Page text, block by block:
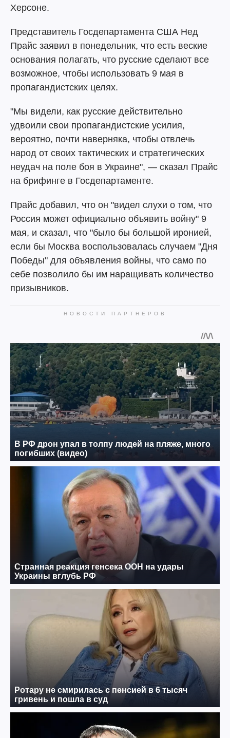
Херсоне.
Представитель Госдепартамента США Нед
Прайс заявил в понедельник, что есть веские
основания полагать, что русские сделают все
возможное, чтобы использовать 9 мая в
пропагандистских целях.
"Мы видели, как русские действительно
удвоили свои пропагандистские усилия,
вероятно, почти наверняка, чтобы отвлечь
народ от своих тактических и стратегических
неудач на поле боя в Украине", — сказал Прайс
на брифинге в Госдепартаменте.
Прайс добавил, что он "видел слухи о том, что
Россия может официально объявить войну" 9
мая, и сказал, что "было бы большой иронией,
если бы Москва воспользовалась случаем "Дня
Победы" для объявления войны, что само по
себе позволило бы им наращивать количество
призывников.